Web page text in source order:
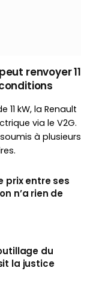
renvoyer 11
kW, la Renault
via le V2G.
à plusieurs
prix entre ses
n’a rien de
du
la justice